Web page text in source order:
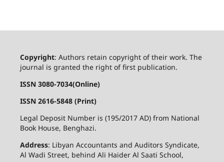
Copyright: Authors retain copyright of their work. The
journal is granted the right of first publication.
ISSN 3080-7034(Online)
ISSN 2616-5848 (Print)
Legal Deposit Number is (195/2017 AD) from National
Book House, Benghazi.
Address: Libyan Accountants and Auditors Syndicate,
Al Wadi Street, behind Ali Haider Al Saati School,